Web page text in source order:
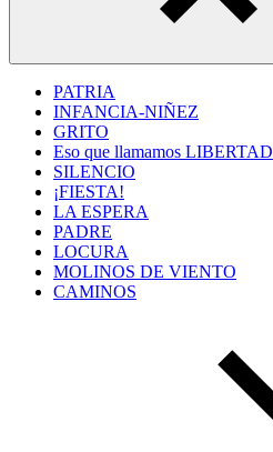
PATRIA
INFANCIA-NIÑEZ
GRITO
Eso que llamamos LIBERTAD
SILENCIO
¡FIESTA!
LA ESPERA
PADRE
LOCURA
MOLINOS DE VIENTO
CAMINOS